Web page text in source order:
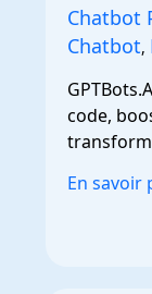
Chatbot
Chatbot,
code,
En savoir